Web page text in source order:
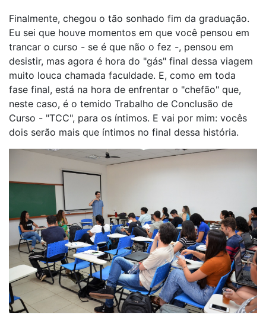
Finalmente, chegou o tão sonhado fim da graduação.
Eu sei que houve momentos em que você pensou em
trancar o curso - se é que não o fez -, pensou em
desistir, mas agora é hora do "gás" final dessa viagem
muito louca chamada faculdade. E, como em toda
fase final, está na hora de enfrentar o "chefão" que,
neste caso, é o temido Trabalho de Conclusão de
Curso - "TCC", para os íntimos. E vai por mim: vocês
dois serão mais que íntimos no final dessa história.